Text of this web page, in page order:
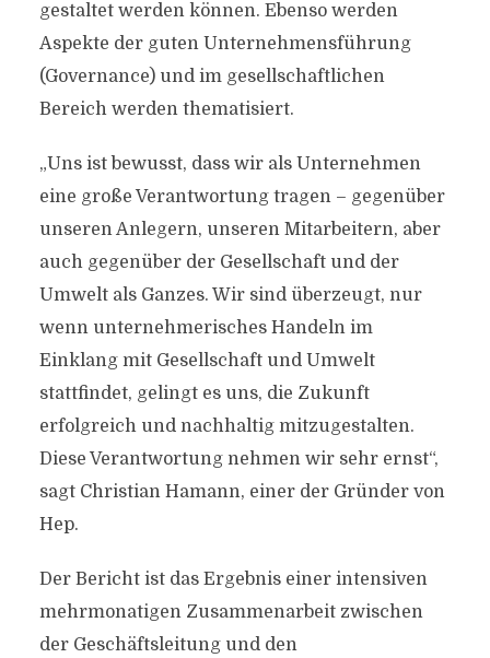
gestaltet werden können. Ebenso werden
Aspekte der guten Unternehmensführung
(Governance) und im gesellschaftlichen
Bereich werden thematisiert.
„Uns ist bewusst, dass wir als Unternehmen
eine große Verantwortung tragen – gegenüber
unseren Anlegern, unseren Mitarbeitern, aber
auch gegenüber der Gesellschaft und der
Umwelt als Ganzes. Wir sind überzeugt, nur
wenn unternehmerisches Handeln im
Einklang mit Gesellschaft und Umwelt
stattfindet, gelingt es uns, die Zukunft
erfolgreich und nachhaltig mitzugestalten.
Diese Verantwortung nehmen wir sehr ernst“,
sagt Christian Hamann, einer der Gründer von
Hep.
Der Bericht ist das Ergebnis einer intensiven
mehrmonatigen Zusammenarbeit zwischen
der Geschäftsleitung und den